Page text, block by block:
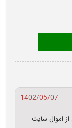
1402/05/07
اموال سایت